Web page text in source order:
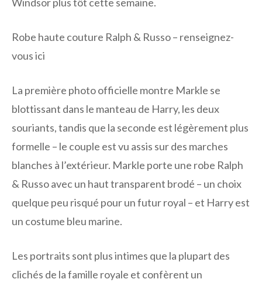
Robe haute couture Ralph & Russo – renseignez-
vous ici
La première photo officielle montre Markle se
blottissant dans le manteau de Harry, les deux
souriants, tandis que la seconde est légèrement plus
formelle – le couple est vu assis sur des marches
blanches à l’extérieur. Markle porte une robe Ralph
& Russo avec un haut transparent brodé – un choix
quelque peu risqué pour un futur royal – et Harry est
un costume bleu marine.
Les portraits sont plus intimes que la plupart des
clichés de la famille royale et confèrent un